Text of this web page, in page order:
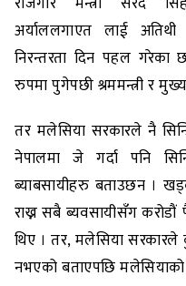
अर्याललगाएत लाई
निरन्तरता दिन पहल गरेका
रुपमा पुगेपछी श्रममन्त्री र
तर मलेसिया सरकारले नै
नेपालमा जे गर्दा पनि
ब्याबसायीहरु बताउछन ।
राख्न सबै ब्यवसायीसँग
थिए । तर, मलेसिया
नभएको बताएपछि मलेसियाको